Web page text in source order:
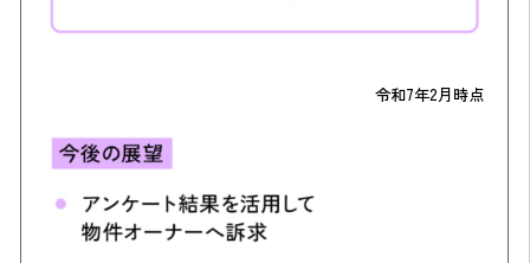
令和7年2月時点